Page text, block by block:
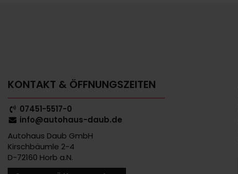
KONTAKT & ÖFFNUNGSZEITEN
07451-5517-0
info@autohaus-daub.de
Autohaus Daub GmbH
Kirschbäumle 2-4
D-72160 Horb a.N.